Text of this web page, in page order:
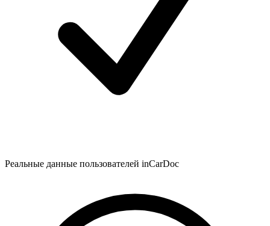
Реальные данные пользователей inCarDoc